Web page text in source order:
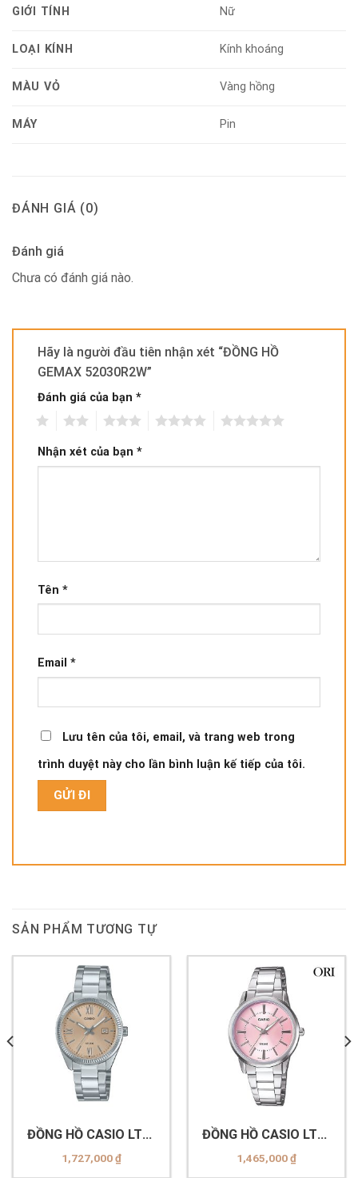
GIỚI TÍNH Nữ
LOẠI KÍNH Kính khoáng
MÀU VỎ Vàng hồng
MÁY Pin
ĐÁNH GIÁ (0)
Đánh giá
Chưa có đánh giá nào.
Hãy là người đầu tiên nhận xét “ĐỒNG HỒ
GEMAX 52030R2W”
Đánh giá của bạn *
Nhận xét của bạn *
Tên *
Email *
Lưu tên của tôi, email, và trang web trong
trình duyệt này cho lần bình luận kế tiếp của tôi.
SẢN PHẨM TƯƠNG TỰ
ĐỒNG HỒ CASIO LTP-
1302DD-4A2VDF
1,727,000₫
ĐỒNG HỒ CASIO LTP-
1303D-4AVDF
1,465,000₫